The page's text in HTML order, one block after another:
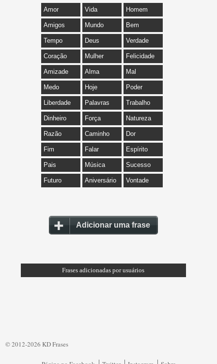
Amor Vida Homem
Amigos Mundo Bem
Tempo Deus Verdade
Coração Mulher Felicidade
Amizade Alma Mal
Medo Hoje Poder
Liberdade Palavras Trabalho
Dinheiro Força Natureza
Razão Caminho Dor
Fim Falar Espírito
Pais Música Sucesso
Futuro Aniversário Vontade
Adicionar uma frase
Frases adicionadas por usuários
© 2012-2026 KD Frases